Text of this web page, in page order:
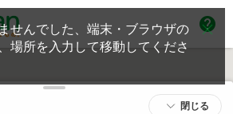
help
閉じる
せんでした、端末・ブラウザの
場所を入力して移動してくださ